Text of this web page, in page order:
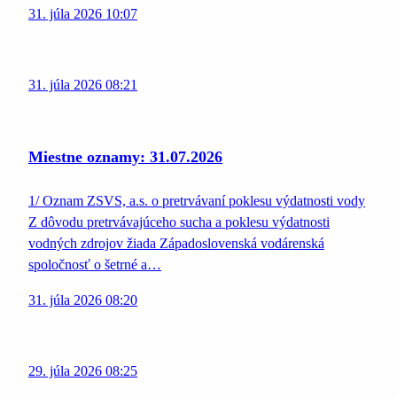
31. júla 2026 10:07
31. júla 2026 08:21
Miestne oznamy: 31.07.2026
1/ Oznam ZSVS, a.s. o pretrvávaní poklesu výdatnosti vody
Z dôvodu pretrvávajúceho sucha a poklesu výdatnosti
vodných zdrojov žiada Západoslovenská vodárenská
spoločnosť o šetrné a…
31. júla 2026 08:20
29. júla 2026 08:25